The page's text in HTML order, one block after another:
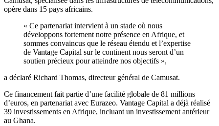
opère dans 15 pays africains.
« Ce partenariat intervient à un stade où nous
développons fortement notre présence en Afrique, et
sommes convaincus que le réseau étendu et l’expertise
de Vantage Capital sur le continent nous seront d’un
soutien précieux pour atteindre nos objectifs »,
a déclaré Richard Thomas, directeur général de Camusat.
Ce financement fait partie d’une facilité globale de 81 millions
d’euros, en partenariat avec Eurazeo. Vantage Capital a déjà réalisé
39 investissements en Afrique, incluant un investissement antérieur
au Ghana.